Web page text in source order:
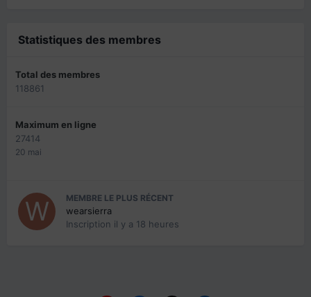
Statistiques des membres
Total des membres
118861
Maximum en ligne
27414
20 mai
MEMBRE LE PLUS RÉCENT
wearsierra
Inscription il y a 18 heures